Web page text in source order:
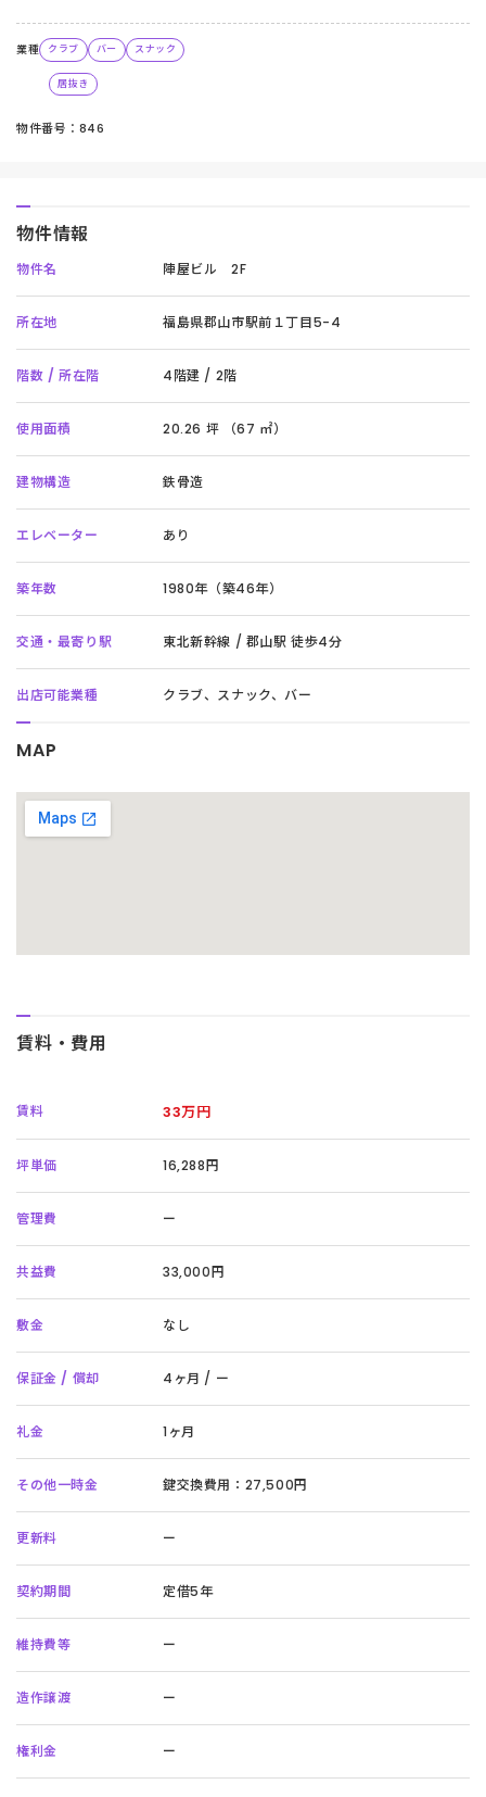
業種 クラブ バー スナック
居抜き
物件番号：846
物件情報
物件名 陣屋ビル 2F
所在地 福島県郡山市駅前１丁目5-4
階数 / 所在階 4階建 / 2階
使用面積 20.26 坪 （67 ㎡）
建物構造 鉄骨造
エレベーター あり
築年数 1980年（築46年）
交通・最寄り駅 東北新幹線 / 郡山駅 徒歩4分
出店可能業種 クラブ、スナック、バー
MAP
賃料・費用
賃料 33万円
坪単価 16,288円
管理費 ー
共益費 33,000円
敷金 なし
保証金 / 償却 4ヶ月 / ー
礼金 1ヶ月
その他一時金 鍵交換費用：27,500円
更新料 ー
契約期間 定借5年
維持費等 ー
造作譲渡 ー
権利金 ー